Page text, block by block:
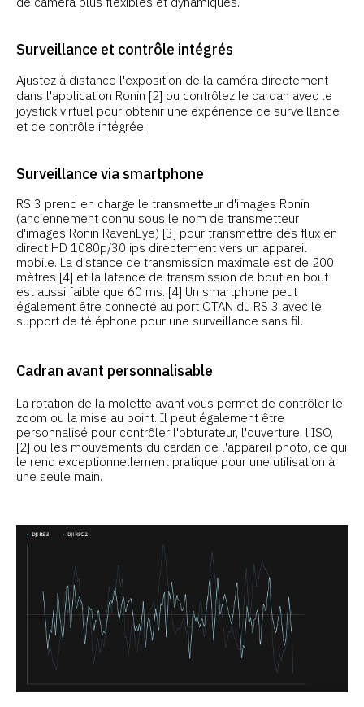
Surveillance et contrôle intégrés
Ajustez à distance l'exposition de la caméra directement
dans l'application Ronin [2] ou contrôlez le cardan avec le
joystick virtuel pour obtenir une expérience de surveillance
et de contrôle intégrée.
Surveillance via smartphone
RS 3 prend en charge le transmetteur d'images Ronin
(anciennement connu sous le nom de transmetteur
d'images Ronin RavenEye) [3] pour transmettre des flux en
direct HD 1080p/30 ips directement vers un appareil
mobile. La distance de transmission maximale est de 200
mètres [4] et la latence de transmission de bout en bout
est aussi faible que 60 ms. [4] Un smartphone peut
également être connecté au port OTAN du RS 3 avec le
support de téléphone pour une surveillance sans fil.
Cadran avant personnalisable
La rotation de la molette avant vous permet de contrôler le
zoom ou la mise au point. Il peut également être
personnalisé pour contrôler l'obturateur, l'ouverture, l'ISO,
[2] ou les mouvements du cardan de l'appareil photo, ce qui
le rend exceptionnellement pratique pour une utilisation à
une seule main.